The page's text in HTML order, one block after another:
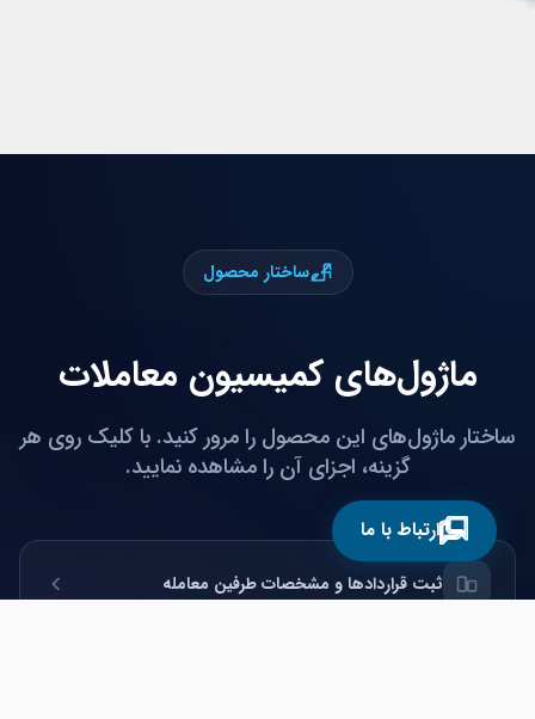
ساختار محصول
ماژول‌های کمیسیون معاملات
ساختار ماژول‌های این محصول را مرور کنید. با کلیک روی هر
گزینه، اجزای آن را مشاهده نمایید.
ثبت قراردادها و مشخصات طرفین معامله
ارتباط با ما